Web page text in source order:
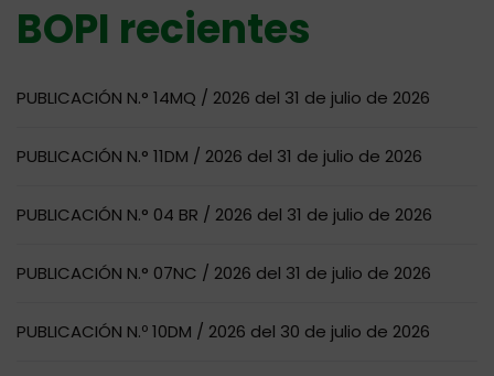
BOPI recientes
PUBLICACIÓN N.° 14MQ / 2026 del 31 de julio de 2026
PUBLICACIÓN N.° 11DM / 2026 del 31 de julio de 2026
PUBLICACIÓN N.° 04 BR / 2026 del 31 de julio de 2026
PUBLICACIÓN N.° 07NC / 2026 del 31 de julio de 2026
PUBLICACIÓN N.º 10DM / 2026 del 30 de julio de 2026